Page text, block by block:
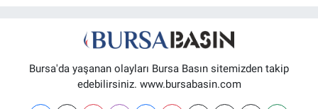
Bursa'da yaşanan olayları Bursa Basın sitemizden takip
edebilirsiniz. www.bursabasin.com